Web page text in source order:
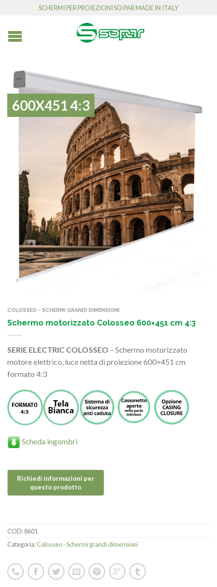
SCHERMI PER PROIEZIONI SO.PAR MADE IN ITALY
600X451 4:3
COLOSSEO - SCHERMI GRANDI DIMENSIONI
Schermo motorizzato Colosseo 600×451 cm 4:3
SERIE ELECTRIC COLOSSEO – Schermo motorizzato
motore elettrico, luce netta di proiezione 600×451 cm
formato 4:3
Scheda ingombri
COD:8601
Categoria:Colosseo - Schermi grandi dimensioni